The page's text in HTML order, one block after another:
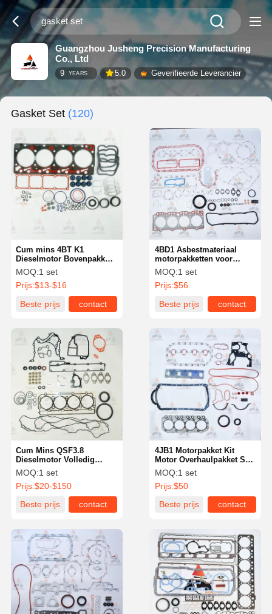
Guangzhou Jusheng Precision Manufacturing
Co., Ltd
9 YEARS 5.0 Geverifieerde Leverancier
Gasket Set (120)
Cum mins 4BT K1
Dieselmotor Bovenpakket
Set 4089648 3804896
3802240 3802361 voor
Cum mins Motor 4B 4B3.9
MOQ:1 set
Prijs:$13-$16
Beste prijs
contact
4BD1 Asbestmateriaal
motorpakketten voor
graafmachines
MOQ:1 set
Prijs:$56
Beste prijs
contact
Cum Mins QSF3.8
Dieselmotor Volledig
pakket OEM 3803041
3803039 5281441
MOQ:1 set
Prijs:$20-$150
Beste prijs
contact
4JB1 Motorpakket Kit
Motor Overhaulpakket Set
Isuzu Graafmachine
Motoronderdelen
MOQ:1 set
Prijs:$50
Beste prijs
contact